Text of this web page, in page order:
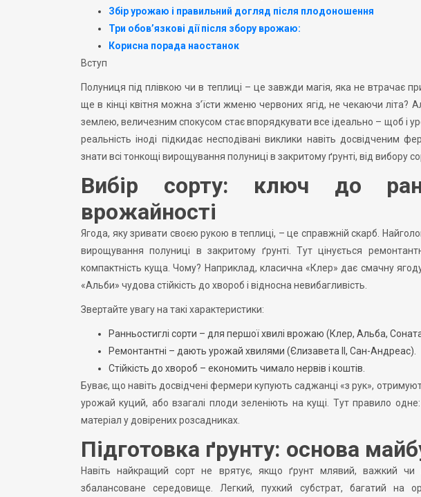
Збір урожаю і правильний догляд після плодоношення
Три обов’язкові дії після збору врожаю:
Корисна порада наостанок
Вступ
Полуниця під плівкою чи в теплиці – це завжди магія, яка не втрачає
ще в кінці квітня можна з’їсти жменю червоних ягід, не чекаючи літа?
землею, величезним спокусом стає впорядкувати все ідеально – щоб і
реальність іноді підкидає несподівані виклики навіть досвідченим
знати всі тонкощі вирощування полуниці в закритому ґрунті, від вибору
Вибір сорту: ключ до
врожайності
Ягода, яку зривати своєю рукою в теплиці, – це справжній скарб.
вирощування полуниці в закритому ґрунті. Тут цінується
компактність куща. Чому? Наприклад, класична «Клер» дає смачну
«Альби» чудова стійкість до хвороб і відносна невибагливість.
Звертайте увагу на такі характеристики:
Ранньостиглі сорти – для першої хвилі врожаю (Клер, Альба,
Ремонтантні – дають урожай хвилями (Єлизавета II, Сан-Андреас).
Стійкість до хвороб – економить чимало нервів і коштів.
Буває, що навіть досвідчені фермери купують саджанці «з рук»,
урожай куций, або взагалі плоди зеленіють на кущі. Тут правило
матеріал у довірених розсадниках.
Підготовка ґрунту: основа
Навіть найкращий сорт не врятує, якщо ґрунт млявий, важкий чи
збалансоване середовище. Легкий, пухкий субстрат, багатий на